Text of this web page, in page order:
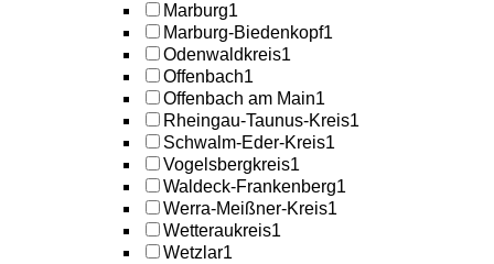
Marburg1
Marburg-Biedenkopf1
Odenwaldkreis1
Offenbach1
Offenbach am Main1
Rheingau-Taunus-Kreis1
Schwalm-Eder-Kreis1
Vogelsbergkreis1
Waldeck-Frankenberg1
Werra-Meißner-Kreis1
Wetteraukreis1
Wetzlar1